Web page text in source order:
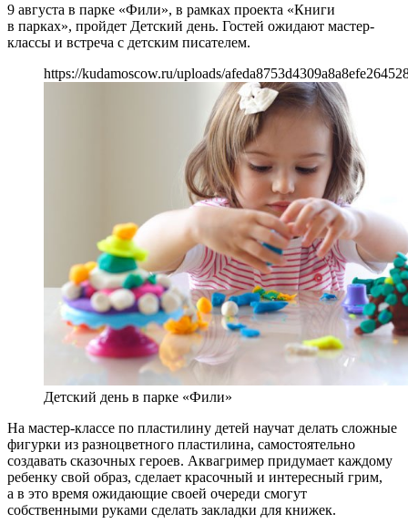
9 августа в парке «Фили», в рамках проекта «Книги
в парках», пройдет Детский день. Гостей ожидают мастер-
классы и встреча с детским писателем.
https://kudamoscow.ru/uploads/
Детский день в парке «Фили»
На мастер-классе по пластилину детей научат делать сложные
фигурки из разноцветного пластилина, самостоятельно
создавать сказочных героев. Аквагример придумает каждому
ребенку свой образ, сделает красочный и интересный грим,
а в это время ожидающие своей очереди смогут
собственными руками сделать закладки для книжек.